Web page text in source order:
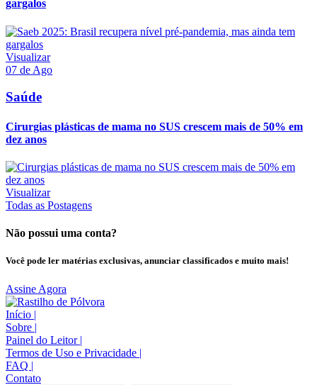
gargalos
Visualizar
07 de Ago
Saúde
Cirurgias plásticas de mama no SUS crescem mais de 50% em
dez anos
Visualizar
Todas as Postagens
Não possui uma conta?
Você pode ler matérias exclusivas, anunciar classificados e muito mais!
Assine Agora
Início |
Sobre |
Painel do Leitor |
Termos de Uso e Privacidade |
FAQ |
Contato